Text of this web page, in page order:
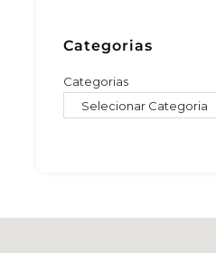
Categorias
Categorias